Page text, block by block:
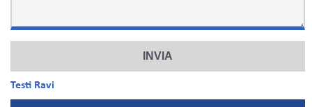
Testi Ravi